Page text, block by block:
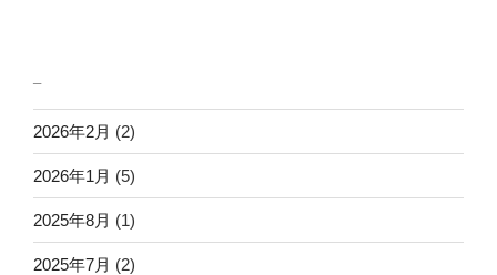
2026年2月 (2)
2026年1月 (5)
2025年8月 (1)
2025年7月 (2)